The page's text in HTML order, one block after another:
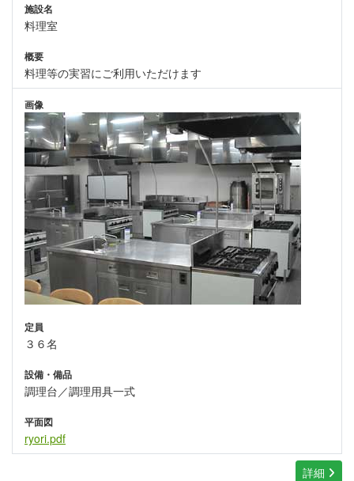
施設名
料理室
概要
料理等の実習にご利用いただけます
画像
定員
３６名
設備・備品
調理台／調理用具一式
平面図
ryori.pdf
詳細